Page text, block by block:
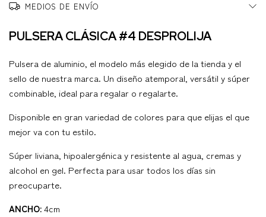
MEDIOS DE ENVÍO
PULSERA CLÁSICA #4 DESPROLIJA
Pulsera de aluminio, el modelo más elegido de la tienda y el
sello de nuestra marca. Un diseño atemporal, versátil y súper
combinable, ideal para regalar o regalarte.
Disponible en gran variedad de colores para que elijas el que
mejor va con tu estilo.
Súper liviana, hipoalergénica y resistente al agua, cremas y
alcohol en gel. Perfecta para usar todos los días sin
preocuparte.
ANCHO:4cm